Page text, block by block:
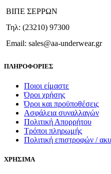
μπορούν
επιλεγούν
στη
σελίδα
προϊόντος
ΒΙΠΕ ΣΕΡΡΩΝ
Τηλ: (23210) 97300
Email: sales@aa-underwear.gr
ΠΛΗΡΟΦΟΡΙΕΣ
Ποιοι είμαστε
Όροι χρήσης
Όροι και προϋποθέσεις
Ασφάλεια συναλλαγών
Πολιτική Απορρήτου
Τρόποι πληρωμής
Πολιτική επιστροφών /
ΧΡΗΣΙΜΑ